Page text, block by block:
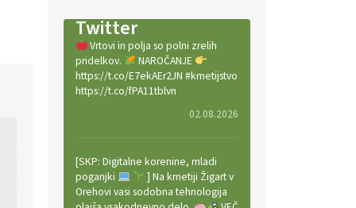
Twitter
Vrtovi in polja so polni zrelih
pridelkov.
NAROČANJE
https://t.co/E7ekAEr2JN #kmetijstvo
https://t.co/fPA11tblvn
02.08.2026
[SKP: Digitalne korenine, mladi
poganjki
] Na kmetiji Žigart v
Orehovi vasi sodobna tehnologija